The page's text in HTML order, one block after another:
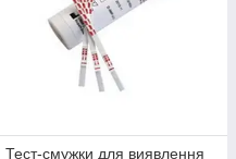
Тест-смужки для виявлення